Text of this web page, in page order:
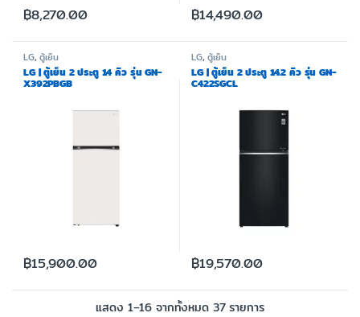
฿8,270.00 ฿14,490.00
LG,ตู้เย็น
LG | ตู้เย็น 2 ประตู 14 คิว รุ่น GN-
X392PBGB
฿15,900.00
LG,ตู้เย็น
LG | ตู้เย็น 2 ประตู 14.2 คิว รุ่น GN-
C422SGCL
฿19,570.00
แสดง 1–16 จากทั้งหมด 37 รายการ